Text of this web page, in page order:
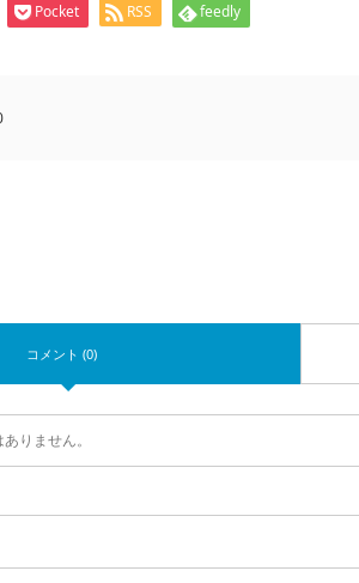
Pocket RSS feedly
コメント (0)
りません。